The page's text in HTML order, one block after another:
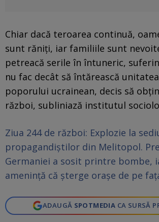
Chiar dacă teroarea continuă,
sunt răniți, iar familiile sunt
petreacă serile în întuneric,
nu fac decât să întărească
poporului ucrainean, decis să
război, subliniază institutul
Ziua 244 de război: Explozie la
propagandiştilor din Melitopol.
Germaniei a sosit printre bombe,
ameninţă că şterge oraşe de pe
ADAUGĂ SPOTMEDIA CA SURSĂ